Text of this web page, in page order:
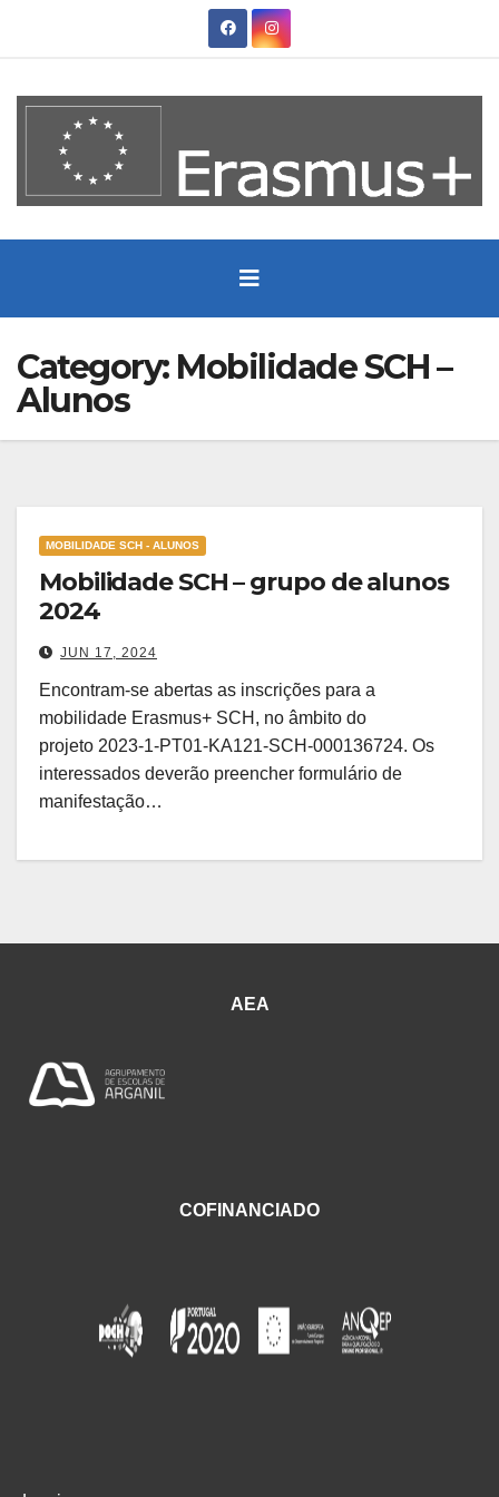
Category: Mobilidade SCH –
Alunos
MOBILIDADE SCH - ALUNOS
Mobilidade SCH – grupo de alunos
2024
JUN 17, 2024
Encontram-se abertas as inscrições para a
mobilidade Erasmus+ SCH, no âmbito do
projeto 2023-1-PT01-KA121-SCH-000136724. Os
interessados deverão preencher formulário de
manifestação…
AEA
COFINANCIADO